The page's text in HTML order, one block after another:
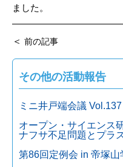
ました。
＜ 前の記事
その他の活動報告
ミニ井戸端会議
オープン・サイエンス
ナフサ不足問題とプラ
第86回定例会 in 帝塚